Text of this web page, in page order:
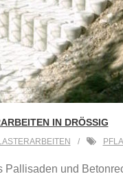
IN DRÖSSIG
Pallisaden und